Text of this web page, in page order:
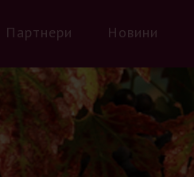
Партнери Новини